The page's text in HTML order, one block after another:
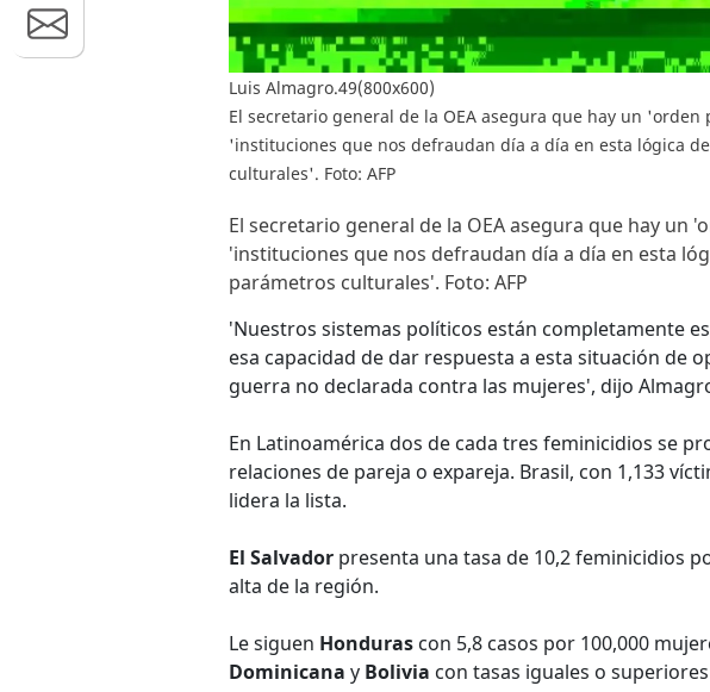
Luis Almagro.49(800x600)
El secretario general de la OEA asegura que hay un
'instituciones que nos defraudan día a día en esta lógica
culturales'. Foto: AFP
El secretario general de la OEA asegura que hay un
'instituciones que nos defraudan día a día en esta
parámetros culturales'. Foto: AFP
'Nuestros sistemas políticos están completamente
esa capacidad de dar respuesta a esta situación de
guerra no declarada contra las mujeres', dijo
En Latinoamérica dos de cada tres feminicidios se
relaciones de pareja o expareja. Brasil, con 1,133
lidera la lista.
El Salvador presenta una tasa de 10,2 feminicidios
alta de la región.
Le siguen Honduras con 5,8 casos por 100,000
Dominicana y Bolivia con tasas iguales o